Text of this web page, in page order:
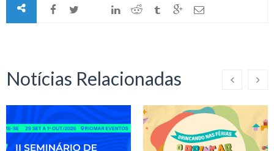
Notícias Relacionadas